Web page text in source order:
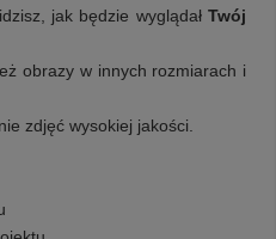
jak będzie wyglądał Twój
obrazy w innych rozmiarach i
zdjęć wysokiej jakości.